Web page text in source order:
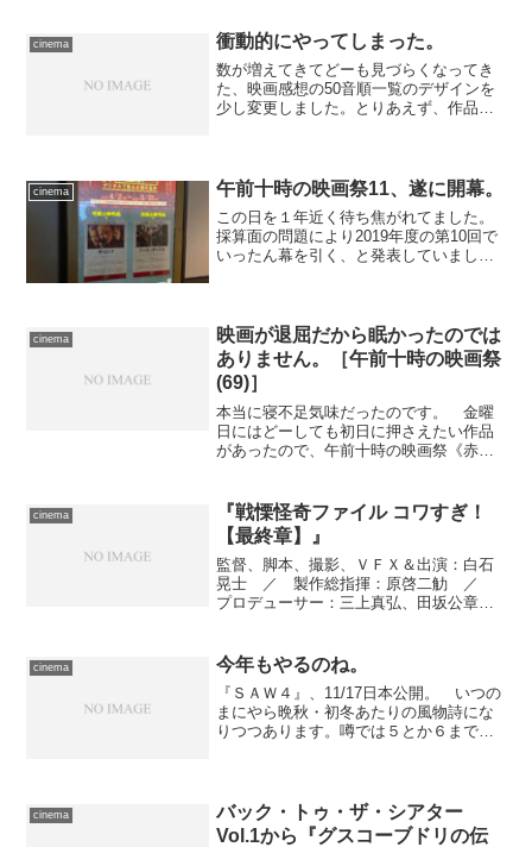
cinema 衝動的にやってしまった。
数が増えてきてどーも見づらくなってき
た、映画感想の50音順一覧のデザインを
少し変更しました。とりあえず、作品名
ので*1、当座はこのま...
cinema 午前十時の映画祭11、遂に開幕。
この日を１年近く待ち焦がれてました。
採算面の問題により2019年度の第10回で
いったん幕を引く、と発表していました
ケジュールは各劇場...
cinema
映画が退屈だから眠かったのでは
ありません。［午前十時の映画祭
(69)］
本当に寝不足気味だったのです。 金曜
日にはどーしても初日に押さえたい作品
があったので、午前十時の映画祭《赤の
開くと、いつも利用しているあたりの席
が３列まとめて埋まって...
cinema
『戦慄怪奇ファイル コワすぎ！
【最終章】』
監督、脚本、撮影、ＶＦＸ＆出演：白石
晃士 ／ 製作総指揮：原啓二觔 ／
プロデューサー：三上真弘、田坂公章
プランニング ／ 製作＆映像ソフト発
売：ニューセレクト ／ ...
cinema 今年もやるのね。
『ＳＡＷ４』、11/17日本公開。 いつの
まにやら晩秋・初冬あたりの風物詩にな
りつつあります。噂では５とか６まで契
cinema
バック・トゥ・ザ・シアター
Vol.1から『グスコーブドリの伝